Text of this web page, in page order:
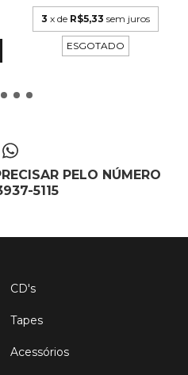
3 x de R$5,33 sem juros
ESGOTADO
PELO NÚMERO
5115
CD's
Tapes
Acessórios